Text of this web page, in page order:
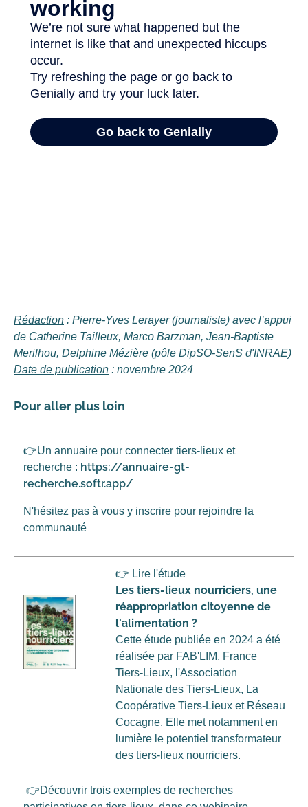
Rédaction : Pierre-Yves Lerayer (journaliste) avec l’appui
de Catherine Tailleux, Marco Barzman, Jean-Baptiste
Merilhou, Delphine Mézière (pôle DipSO-SenS d'INRAE)
Date de publication : novembre 2024
Pour aller plus loin
👉Un annuaire pour connecter tiers-lieux et
recherche : https://annuaire-gt-
recherche.softr.app/
N'hésitez pas à vous y inscrire pour rejoindre la
communauté
👉 Lire l'étude
Les tiers-lieux nourriciers, une
réappropriation citoyenne de
l'alimentation ?
Cette étude publiée en 2024 a été
réalisée par FAB'LIM, France
Tiers-Lieux, l'Association
Nationale des Tiers-Lieux, La
Coopérative Tiers-Lieux et Réseau
Cocagne. Elle met notamment en
lumière le potentiel transformateur
des tiers-lieux nourriciers.
👉Découvrir trois exemples de recherches